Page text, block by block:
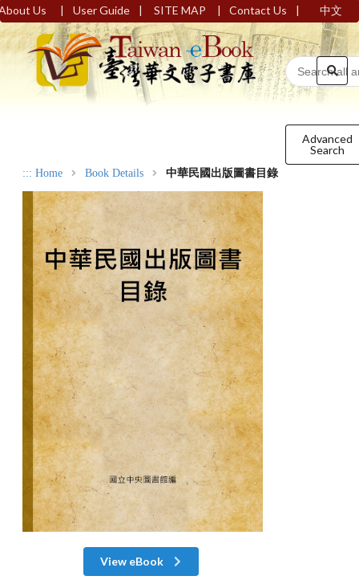
Us | User Guide | SITE MAP | Contact Us | 中文
Advanced
Search
::: Home Book Details 中華民國出版圖書目錄
View eBook